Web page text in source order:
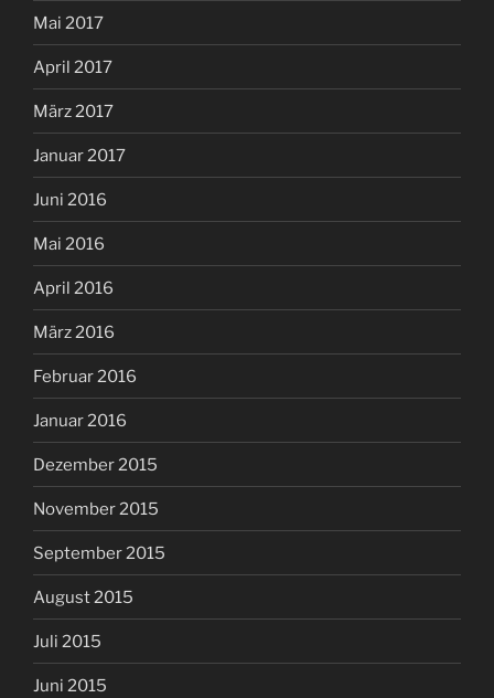
Mai 2017
April 2017
März 2017
Januar 2017
Juni 2016
Mai 2016
April 2016
März 2016
Februar 2016
Januar 2016
Dezember 2015
November 2015
September 2015
August 2015
Juli 2015
Juni 2015